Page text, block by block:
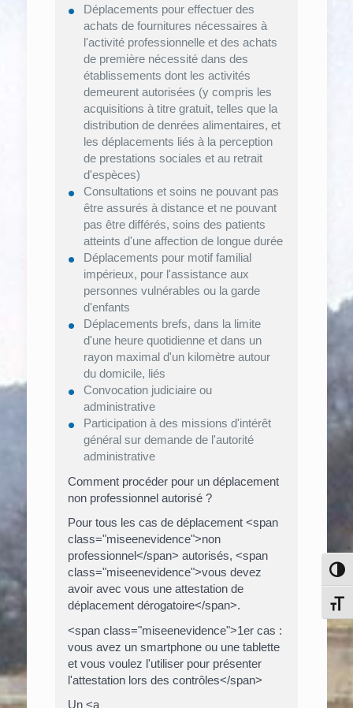
Déplacements pour effectuer des
achats de fournitures nécessaires à
l'activité professionnelle et des achats
de première nécessité dans des
établissements dont les activités
demeurent autorisées (y compris les
acquisitions à titre gratuit, telles que la
distribution de denrées alimentaires, et
les déplacements liés à la perception
de prestations sociales et au retrait
d'espèces)
Consultations et soins ne pouvant pas
être assurés à distance et ne pouvant
pas être différés, soins des patients
atteints d'une affection de longue durée
Déplacements pour motif familial
impérieux, pour l'assistance aux
personnes vulnérables ou la garde
d'enfants
Déplacements brefs, dans la limite
d'une heure quotidienne et dans un
rayon maximal d'un kilomètre autour
du domicile, liés
Convocation judiciaire ou
administrative
Participation à des missions d'intérêt
général sur demande de l'autorité
administrative
Comment procéder pour un déplacement
non professionnel autorisé ?
Pour tous les cas de déplacement <span
class="miseenevidence">non
professionnel</span> autorisés, <span
class="miseenevidence">vous devez
avoir avec vous une attestation de
déplacement dérogatoire</span>.
<span class="miseenevidence">1er cas :
vous avez un smartphone ou une tablette
et vous voulez l'utiliser pour présenter
l'attestation lors des contrôles</span>
Un <a